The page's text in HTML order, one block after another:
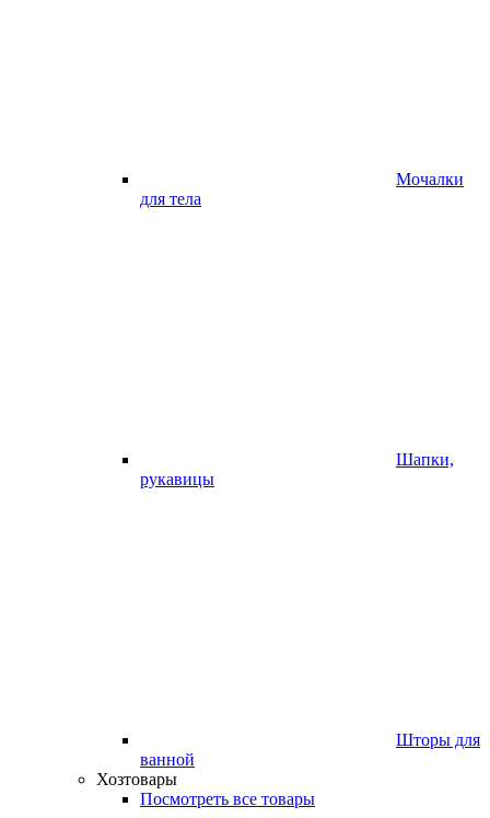
Мочалки
для тела
Шапки,
рукавицы
Шторы для
ванной
Хозтовары
Посмотреть все товары